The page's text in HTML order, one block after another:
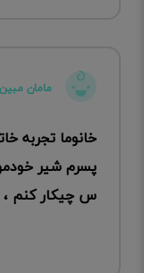
مامان مبین
خانوما تجربه
پسرم شیر
س چیکار کنم